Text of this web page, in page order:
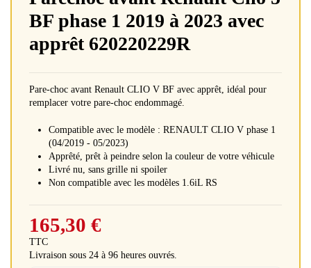
BF phase 1 2019 à 2023 avec
apprêt 620220229R
Pare-choc avant Renault CLIO V BF avec apprêt, idéal pour
remplacer votre pare-choc endommagé.
Compatible avec le modèle : RENAULT CLIO V phase 1
(04/2019 - 05/2023)
Apprêté, prêt à peindre selon la couleur de votre véhicule
Livré nu, sans grille ni spoiler
Non compatible avec les modèles 1.6iL RS
165,30 €
TTC
Livraison sous 24 à 96 heures ouvrés.